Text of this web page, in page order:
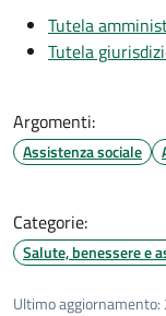
Tutela
Tutela
Argomenti:
Assistenza sociale
Categorie:
Salute, benessere e
Ultimo aggiornamento: